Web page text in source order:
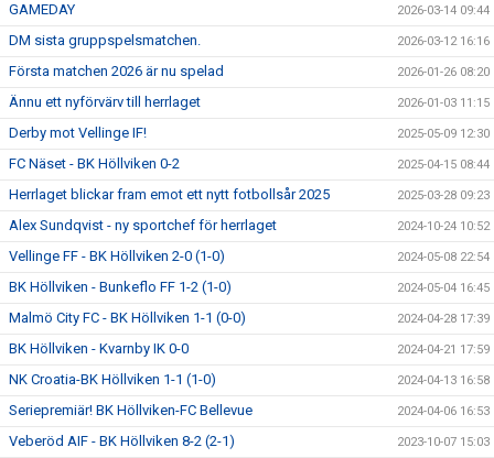
GAMEDAY 2026-03-14 09:44
DM sista gruppspelsmatchen. 2026-03-12 16:16
Första matchen 2026 är nu spelad 2026-01-26 08:20
Ännu ett nyförvärv till herrlaget 2026-01-03 11:15
Derby mot Vellinge IF! 2025-05-09 12:30
FC Näset - BK Höllviken 0-2 2025-04-15 08:44
Herrlaget blickar fram emot ett nytt fotbollsår 2025 2025-03-28 09:23
Alex Sundqvist - ny sportchef för herrlaget 2024-10-24 10:52
Vellinge FF - BK Höllviken 2-0 (1-0) 2024-05-08 22:54
BK Höllviken - Bunkeflo FF 1-2 (1-0) 2024-05-04 16:45
Malmö City FC - BK Höllviken 1-1 (0-0) 2024-04-28 17:39
BK Höllviken - Kvarnby IK 0-0 2024-04-21 17:59
NK Croatia-BK Höllviken 1-1 (1-0) 2024-04-13 16:58
Seriepremiär! BK Höllviken-FC Bellevue 2024-04-06 16:53
Veberöd AIF - BK Höllviken 8-2 (2-1) 2023-10-07 15:03